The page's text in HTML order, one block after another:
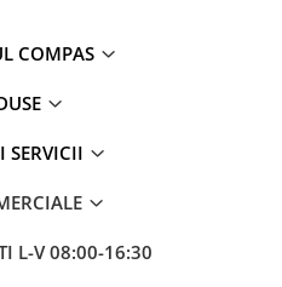
COMPAS
SERVICII
L-V 08:00-16:30